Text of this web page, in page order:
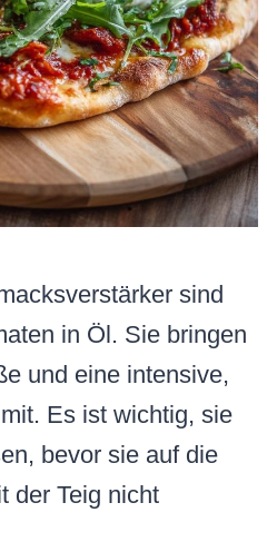
sind
in Öl. Sie bringen
und eine intensive,
Es ist wichtig, sie
bevor sie auf die
der Teig nicht